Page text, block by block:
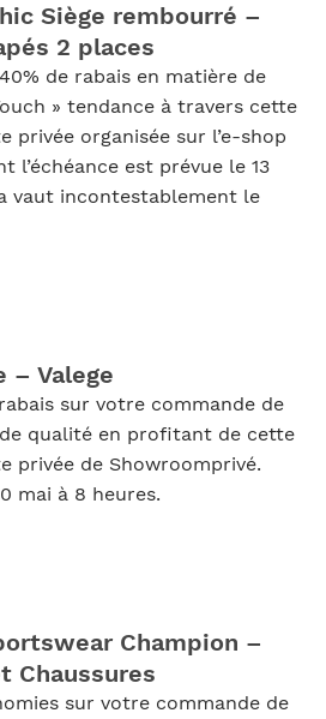
Siège rembourré –
2 places
de rabais en matière de
» tendance à travers cette
privée organisée sur l’e-shop
l’échéance est prévue le 13
vaut incontestablement le
– Valege
sur votre commande de
qualité en profitant de cette
privée de Showroomprivé.
mai à 8 heures.
Champion –
Chaussures
sur votre commande de